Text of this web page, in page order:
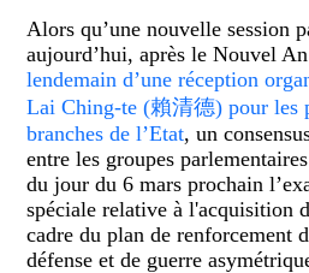
Alors qu’une nouvelle session
aujourd’hui, après le Nouvel
lendemain d’une réception
Lai Ching-te (賴清德) pour les
branches de l’Etat, un
entre les groupes
du jour du 6 mars prochain
spéciale relative à l'acquisition
cadre du plan de renforcement
défense et de guerre